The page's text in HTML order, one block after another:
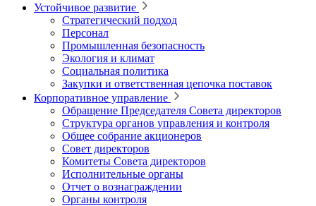
Устойчивое развитие
Стратегический подход
Персонал
Промышленная безопасность
Экология и климат
Социальная политика
Закупки и ответственная цепочка поставок
Корпоративное управление
Обращение Председателя Совета директоров
Структура органов управления и контроля
Общее собрание акционеров
Совет директоров
Комитеты Совета директоров
Исполнительные органы
Отчет о вознаграждении
Органы контроля